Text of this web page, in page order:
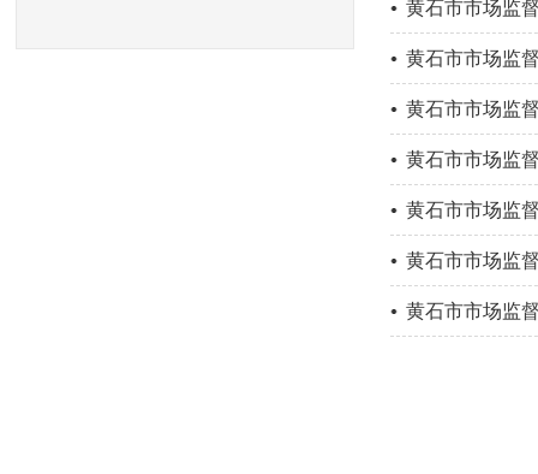
黄石市市场监
黄石市市场监
黄石市市场监
黄石市市场监
黄石市市场监
黄石市市场监
黄石市市场监